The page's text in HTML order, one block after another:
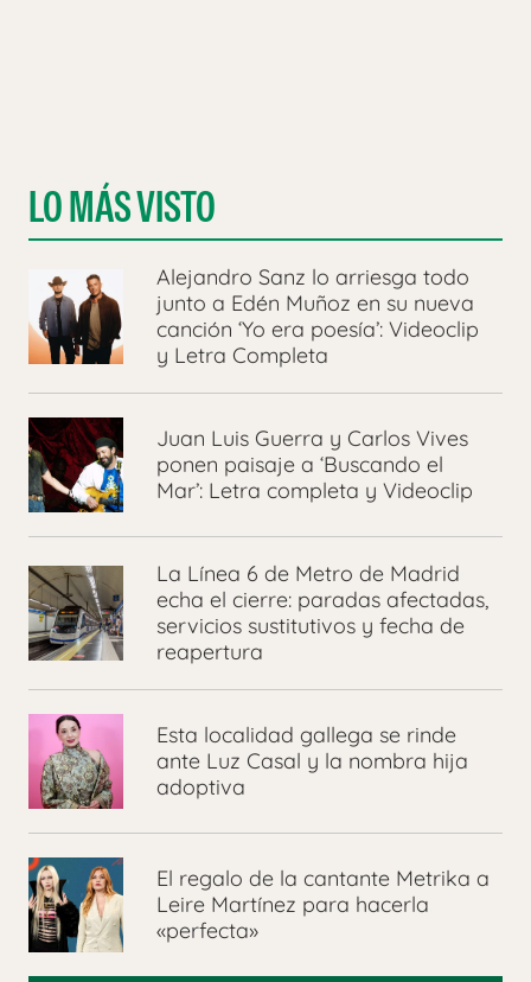
LO MÁS VISTO
Alejandro Sanz lo arriesga todo
junto a Edén Muñoz en su nueva
canción ‘Yo era poesía’: Videoclip
y Letra Completa
Juan Luis Guerra y Carlos Vives
ponen paisaje a ‘Buscando el
Mar’: Letra completa y Videoclip
La Línea 6 de Metro de Madrid
echa el cierre: paradas afectadas,
servicios sustitutivos y fecha de
reapertura
Esta localidad gallega se rinde
ante Luz Casal y la nombra hija
adoptiva
El regalo de la cantante Metrika a
Leire Martínez para hacerla
«perfecta»